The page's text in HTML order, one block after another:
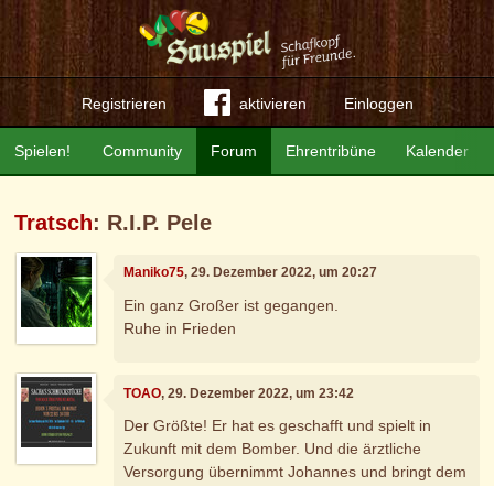
Registrieren aktivieren Einloggen
Community Forum Ehrentribüne Kalender
Spielen!
Tratsch: R.I.P. Pele
Maniko75, 29. Dezember 2022, um 20:27
Ein ganz Großer ist gegangen.
Ruhe in Frieden
TOAO, 29. Dezember 2022, um 23:42
Der Größte! Er hat es geschafft und spielt in
Zukunft mit dem Bomber. Und die ärztliche
Versorgung übernimmt Johannes und bringt dem